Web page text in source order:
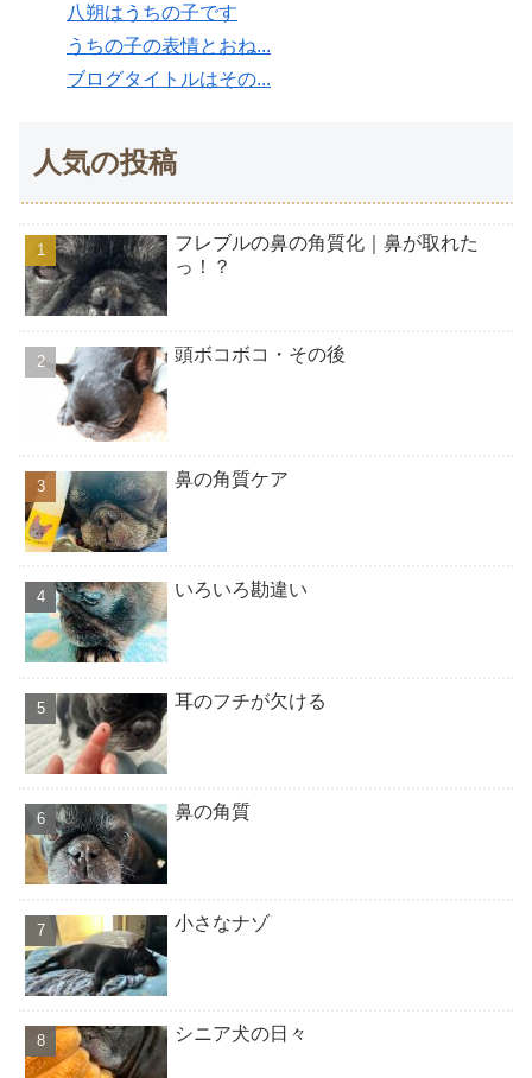
八朔はうちの子です
うちの子の表情とおね...
ブログタイトルはその...
人気の投稿
フレブルの鼻の角質化｜鼻が取れた
っ！？
頭ボコボコ・その後
鼻の角質ケア
いろいろ勘違い
耳のフチが欠ける
鼻の角質
小さなナゾ
シニア犬の日々